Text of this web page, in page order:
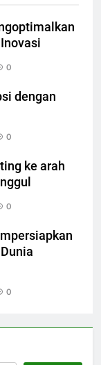
0
dengan
0
ke arah
0
0